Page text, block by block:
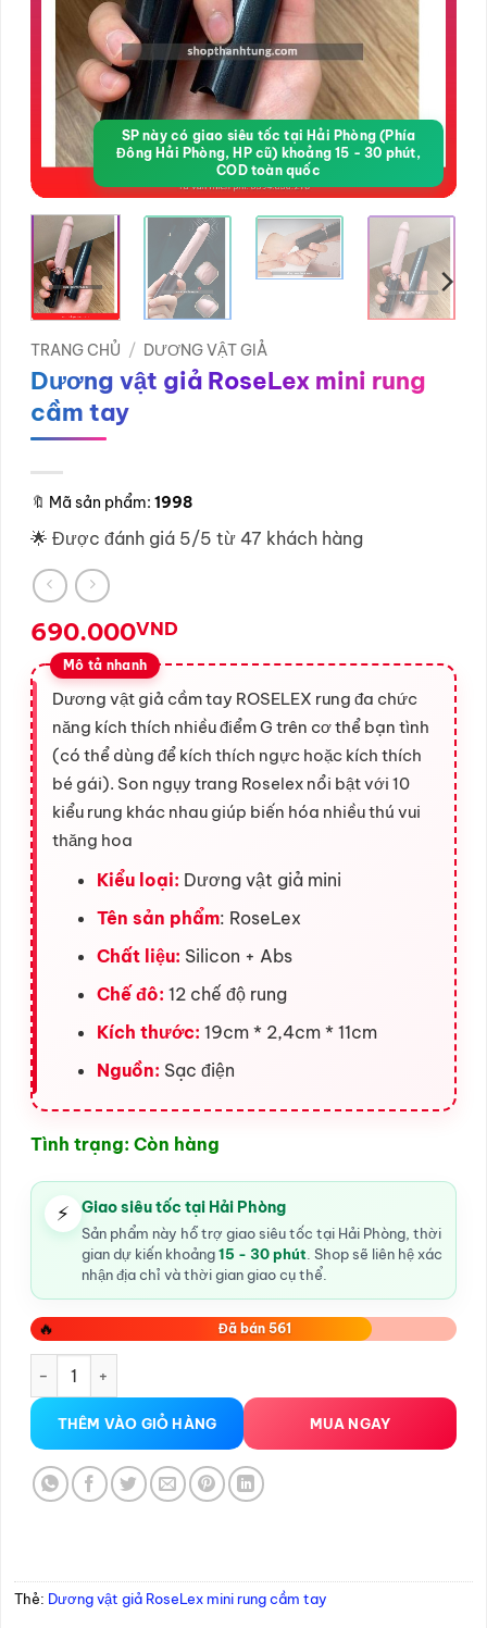
SP này có giao siêu tốc tại Hải Phòng (Phía
Đông Hải Phòng, HP cũ) khoảng 15 - 30 phút,
COD toàn quốc
TRANG CHỦ / DƯƠNG VẬT GIẢ
Dương vật giả RoseLex mini rung
cầm tay
🔖 Mã sản phẩm: 1998
🌟 Được đánh giá 5/5 từ 47 khách hàng
690.000VND
Dương vật giả cầm tay ROSELEX rung đa chức
năng kích thích nhiều điểm G trên cơ thể bạn tình
(có thể dùng để kích thích ngực hoặc kích thích
bé gái). Son ngụy trang Roselex nổi bật với 10
kiểu rung khác nhau giúp biến hóa nhiều thú vui
thăng hoa
Kiểu loại: Dương vật giả mini
Tên sản phẩm: RoseLex
Chất liệu: Silicon + Abs
Chế đô: 12 chế độ rung
Kích thước: 19cm * 2,4cm * 11cm
Nguồn: Sạc điện
Tình trạng: Còn hàng
⚡ Giao siêu tốc tại Hải Phòng
Sản phẩm này hỗ trợ giao siêu tốc tại Hải Phòng, thời
gian dự kiến khoảng15 - 30 phút . Shop sẽ liên hệ xác
nhận địa chỉ và thời gian giao cụ thể.
🔥 Đã bán 561
Dương vật giả RoseLex mini rung cầm tay số lượng
THÊM VÀO GIỎ HÀNG MUA NGAY
Thẻ: Dương vật giả RoseLex mini rung cầm tay